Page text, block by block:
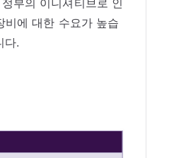
에 대한 수요가 높습
다.